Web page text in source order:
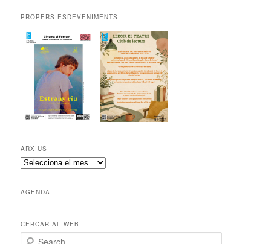
PROPERS ESDEVENIMENTS
ARXIUS
A
i
s
AGENDA
CERCAR AL WEB